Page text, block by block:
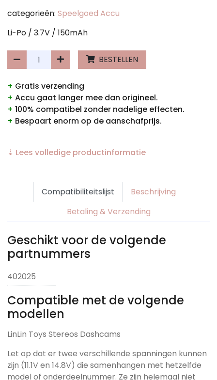
categorieën: Speelgoed Accu
Li-Po / 3.7V / 150mAh
BESTELLEN
+ Gratis verzending
+ Accu gaat langer mee dan origineel.
+ 100% compatibel zonder nadelige effecten.
+ Bespaart enorm op de aanschafprijs.
⇣ Lees volledige productinformatie
Compatibiliteitslijst
Beschrijving
Betaling & Verzending
Geschikt voor de volgende
partnummers
402025
Compatible met de volgende
modellen
LinLin Toys Stereos Dashcams
Let op dat er twee verschillende spanningen kunnen
zijn (11.1V en 14.8V) die samenhangen met hetzelfde
model of onderdeelnummer. Ze zijn helemaal niet